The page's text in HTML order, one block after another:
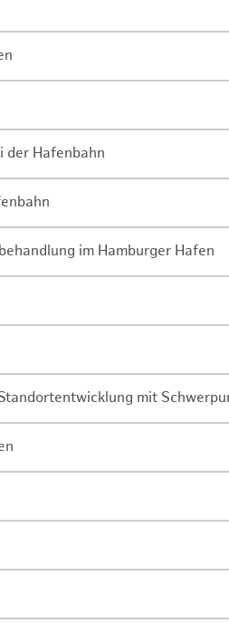
der Hafenbahn
im Hamburger Hafen
mit